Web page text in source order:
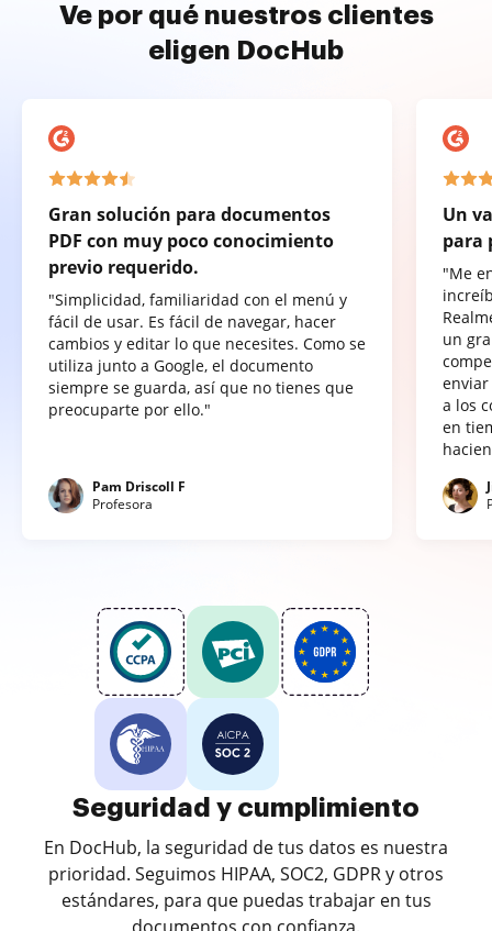
Ve por qué nuestros clientes
eligen DocHub
Gran solución para documentos
PDF con muy poco conocimiento
previo requerido.
"Simplicidad, familiaridad con el menú y
fácil de usar. Es fácil de navegar, hacer
cambios y editar lo que necesites. Como se
utiliza junto a Google, el documento
siempre se guarda, así que no tienes que
preocuparte por ello."
Pam Driscoll F
Profesora
Un
para
"Me
un
a los
en
Seguridad y cumplimiento
En DocHub, la seguridad de tus datos es nuestra
prioridad. Seguimos HIPAA, SOC2, GDPR y otros
estándares, para que puedas trabajar en tus